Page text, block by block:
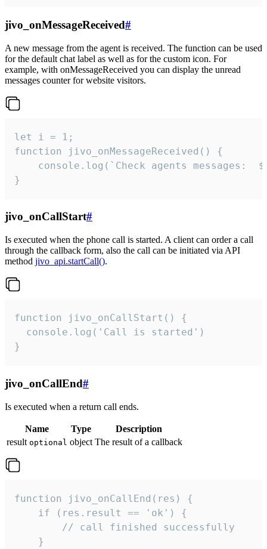
jivo_onMessageReceived#
A new message from the agent is received. The function can be used
for the default chat label as well as for the custom icon. For
example, with onMessageReceived you can display the unread
messages counter for website visitors.
let i = 1;
function jivo_onMessageReceived() {
}
jivo_onCallStart#
Is executed when the phone call is started. A client can order a call
through the callback form, also the call can be initiated via API
method jivo_api.startCall().
function jivo_onCallStart() {
  console.log('Call is started')
}
jivo_onCallEnd#
Is executed when a return call ends.
Name Type
Description
result optional object The result of a callback
function jivo_onCallEnd(res) {
    if (res.result == 'ok') {
        // call finished successfully
    }